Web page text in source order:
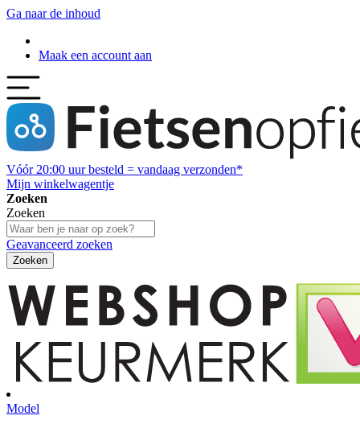
Ga naar de inhoud
Maak een account aan
Vóór 20:00 uur besteld = vandaag verzonden*
Mijn winkelwagentje
Zoeken
Zoeken
Geavanceerd zoeken
Zoeken
Model